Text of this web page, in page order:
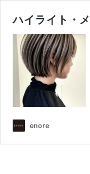
ハイライト・
enore